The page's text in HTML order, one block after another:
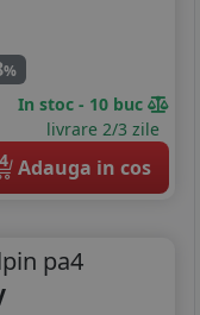
%
In stoc - 10 buc
livrare 2/3 zile
4 Adauga in cos
pa4